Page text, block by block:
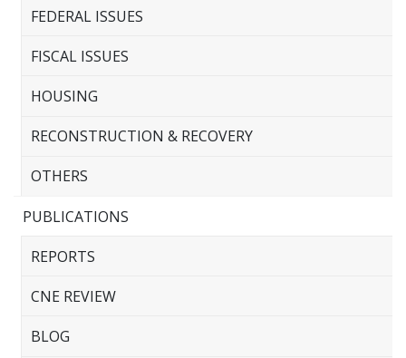
FEDERAL ISSUES
FISCAL ISSUES
HOUSING
RECONSTRUCTION & RECOVERY
OTHERS
PUBLICATIONS
REPORTS
CNE REVIEW
BLOG